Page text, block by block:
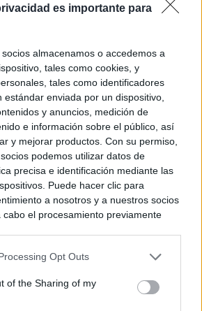
es importante para
almacenamos o accedemos a
tales como cookies, y
tales como identificadores
estándar enviada por un dispositivo,
y anuncios, medición de
e información sobre el público, así
y mejorar productos. Con su permiso,
podemos utilizar datos de
precisa e identificación mediante las
Puede hacer clic para
a nosotros y a nuestros socios
cabo el procesamiento previamente
Tenga en cuenta que algún
pero usted tiene el derecho de
Sus preferencias se aplicarán
Opt Outs
of the Sharing of my